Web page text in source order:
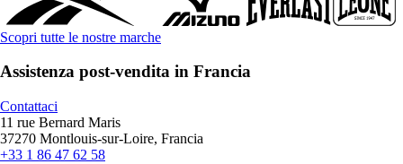
Scopri tutte le nostre marche
Assistenza post-vendita in Francia
Contattaci
11 rue Bernard Maris
37270 Montlouis-sur-Loire, Francia
+33 1 86 47 62 58